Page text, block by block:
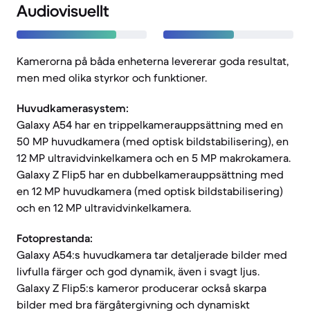
Audiovisuellt
Kamerorna på båda enheterna levererar goda resultat,
men med olika styrkor och funktioner.
Huvudkamerasystem:
Galaxy A54 har en trippelkamerauppsättning med en
50 MP huvudkamera (med optisk bildstabilisering), en
12 MP ultravidvinkelkamera och en 5 MP makrokamera.
Galaxy Z Flip5 har en dubbelkamerauppsättning med
en 12 MP huvudkamera (med optisk bildstabilisering)
och en 12 MP ultravidvinkelkamera.
Fotoprestanda:
Galaxy A54:s huvudkamera tar detaljerade bilder med
livfulla färger och god dynamik, även i svagt ljus.
Galaxy Z Flip5:s kameror producerar också skarpa
bilder med bra färgåtergivning och dynamiskt